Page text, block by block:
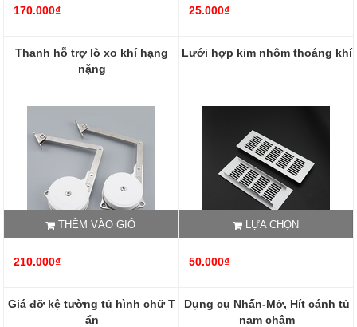
170.000₫ 25.000₫
Thanh hỗ trợ lò xo khí hạng
nặng
THÊM VÀO GIỎ
210.000₫
Lưới hợp kim nhôm thoáng khí
LỰA CHỌN
50.000₫
Giá đỡ kệ tường tủ hình chữ T
ẩn
Dụng cụ Nhấn-Mở, Hít cánh tủ
nam châm